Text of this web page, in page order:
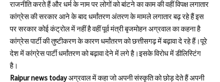
राजनीति करते हैं और धर्म के नाम पर लोगों को बांटने का काम की वहीं विपक्ष लगातार
कांग्रेस की सरकार आने के बाद धर्मांतरण अंतरण के मामले लगातार बढ़ रहे हैं इस
पर सरकार कोई कंट्रोल में नहीं है वहीं पूर्व मंत्री बृजमोहन अग्रवाल का कहना है
कांग्रेस पार्टी की तुष्टीकरण के कारण धर्मांतरण को छत्तीसगढ़ में बढ़ावा दे रहे हैं।पूरे
देश में कांग्रेस पार्टी धर्मांतरण को बढ़ावा देने में लगे है।इसके विरोध में डीलिस्टिंग
है।
Raipur news todayअग्रवाल में कहा जो अपनी संस्कृति को छोड़ देते हैं अपनी